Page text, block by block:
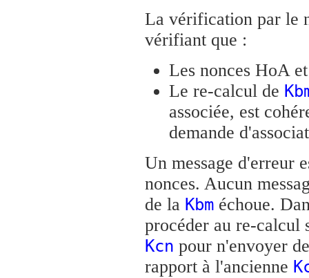
La vérification par le
vérifiant que :
Les nonces HoA
Le re-calcul de
associée, est
demande
Un message d'erreur
nonces. Aucun
de la Kbm échoue.
procéder au re-calcul
Kcn pour n'envoyer
rapport à l'ancienne